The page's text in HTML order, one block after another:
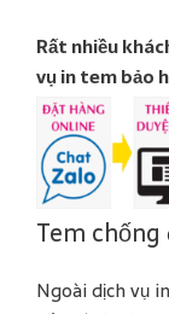
Rất nhiều
vụ in tem bảo
Tem
Ngoài dịch vụ